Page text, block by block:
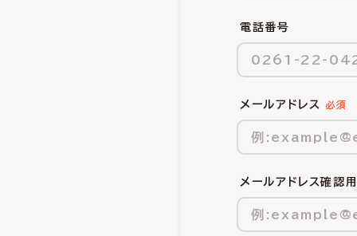
電話番号
メールアドレス
メールアドレス確認